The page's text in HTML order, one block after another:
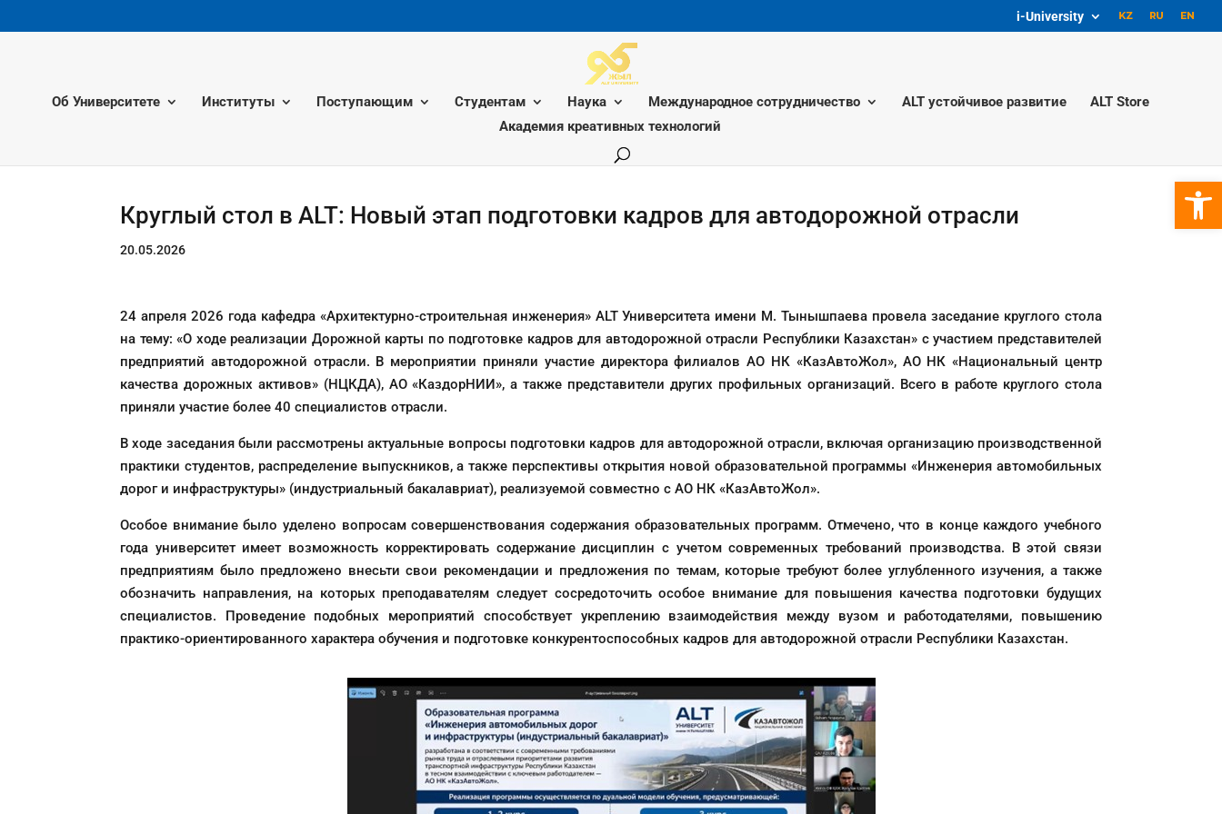
i-University
Об Университете Институты Поступающим Студентам Наука Международное сотрудничество ALT устойчивое развитие
ALT Store
Академия креативных технологий
Круглый стол в ALT: Новый этап подготовки кадров для автодорожной отрасли
20.05.2026
24 апреля 2026 года кафедра «Архитектурно-строительная инженерия» ALT Университета имени М. Тынышпаева провела заседание круглого стола
на тему: «О ходе реализации Дорожной карты по подготовке кадров для автодорожной отрасли Республики Казахстан» с участием представителей
предприятий автодорожной отрасли. В мероприятии приняли участие директора филиалов АО НК «КазАвтоЖол», АО НК «Национальный центр
качества дорожных активов» (НЦКДА), АО «КаздорНИИ», а также представители других профильных организаций. Всего в работе круглого стола
приняли участие более 40 специалистов отрасли.
В ходе заседания были рассмотрены актуальные вопросы подготовки кадров для автодорожной отрасли, включая организацию производственной
практики студентов, распределение выпускников, а также перспективы открытия новой образовательной программы «Инженерия автомобильных
дорог и инфраструктуры» (индустриальный бакалавриат), реализуемой совместно с АО НК «КазАвтоЖол».
Особое внимание было уделено вопросам совершенствования содержания образовательных программ. Отмечено, что в конце каждого учебного
года университет имеет возможность корректировать содержание дисциплин с учетом современных требований производства. В этой связи
предприятиям было предложено внесьти свои рекомендации и предложения по темам, которые требуют более углубленного изучения, а также
обозначить направления, на которых преподавателям следует сосредоточить особое внимание для повышения качества подготовки будущих
специалистов. Проведение подобных мероприятий способствует укреплению взаимодействия между вузом и работодателями, повышению
практико-ориентированного характера обучения и подготовке конкурентоспособных кадров для автодорожной отрасли Республики Казахстан.